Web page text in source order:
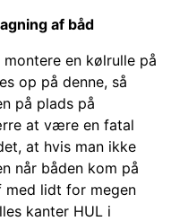
af båd
en kølrulle på
op på denne, så
på plads på
at være en fatal
at hvis man ikke
når båden kom på
med lidt for megen
kanter HUL i